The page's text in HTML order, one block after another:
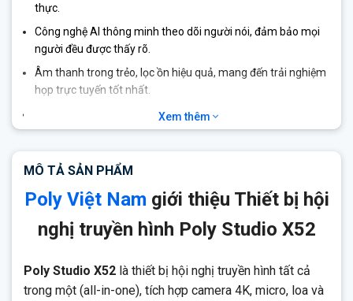
thực.
Công nghệ AI thông minh theo dõi người nói, đảm bảo mọi
người đều được thấy rõ.
Âm thanh trong trẻo, lọc ồn hiệu quả, mang đến trải nghiệm
họp trực tuyến tốt nhất.
Tương thích với các ứng dụng hội họp Zoom, Microsoft
Teams, Google Meet…
trình vận hành.
Lắp đặt nhanh chóng, thiết kế sang trọng, phù hợp với mọi
không gian.
Xem thêm
MÔ TẢ SẢN PHẨM
Poly Việt Nam giới thiệu Thiết bị hội
nghị truyền hình Poly Studio X52
Poly Studio X52 là thiết bị hội nghị truyền hình tất cả
trong một (all-in-one), tích hợp camera 4K, micro, loa và